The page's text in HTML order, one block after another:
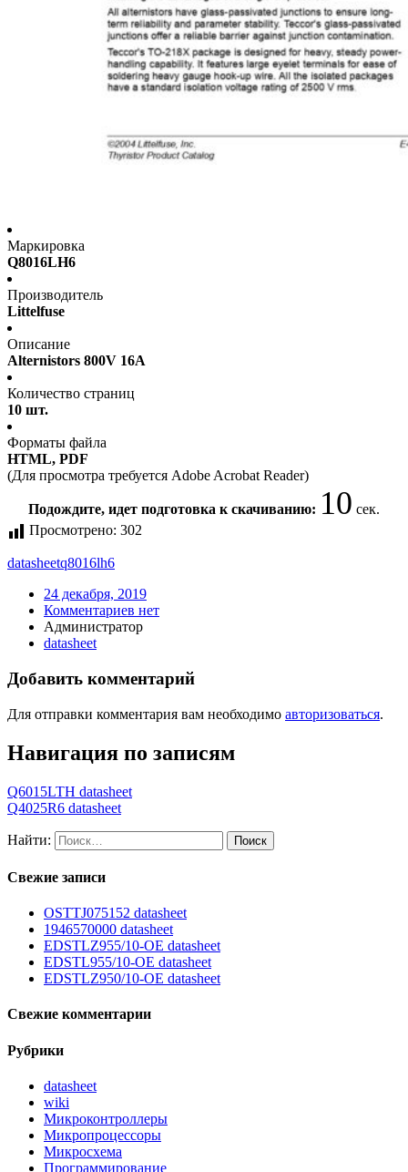
Маркировка
Q8016LH6
Производитель
Littelfuse
Описание
Alternistors 800V 16A
Количество страниц
10 шт.
Форматы файла
HTML, PDF
(Для просмотра требуется Adobe Acrobat Reader)
Подождите, идет подготовка к скачиванию: 10 сек.
Просмотрено: 302
datasheetq8016lh6
24 декабря, 2019
Комментариев нет
Администратор
datasheet
Добавить комментарий
Для отправки комментария вам необходимо авторизоваться.
Навигация по записям
Q6015LTH datasheet
Q4025R6 datasheet
Найти:
Свежие записи
OSTTJ075152 datasheet
1946570000 datasheet
EDSTLZ955/10-OE datasheet
EDSTL955/10-OE datasheet
EDSTLZ950/10-OE datasheet
Свежие комментарии
Рубрики
datasheet
wiki
Микроконтроллеры
Микропроцессоры
Микросхема
Программирование